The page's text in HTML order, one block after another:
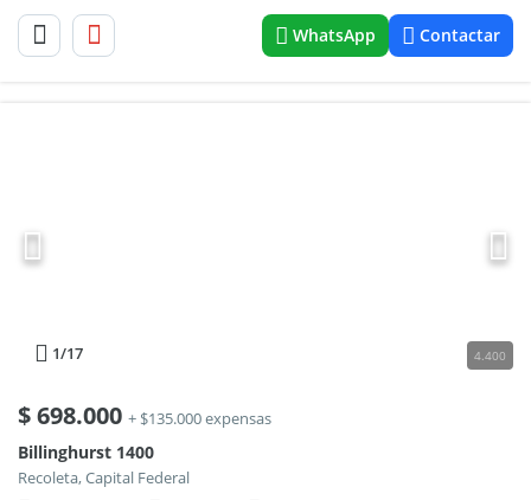
WhatsApp Contactar
1/17 4.400
$698.000 + $135.000 expensas
Billinghurst 1400
Recoleta, Capital Federal